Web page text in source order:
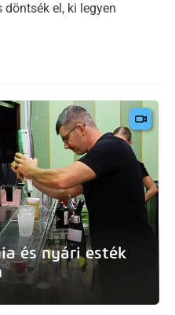
döntsék el, ki legyen
és nyári esték